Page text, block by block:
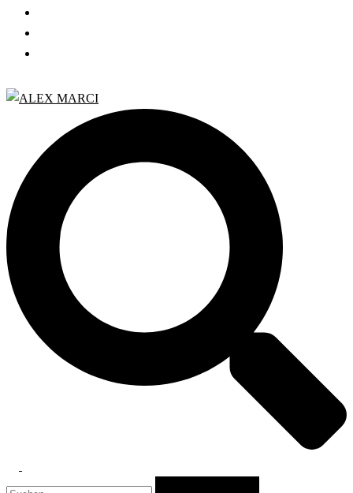
menu
Suchen